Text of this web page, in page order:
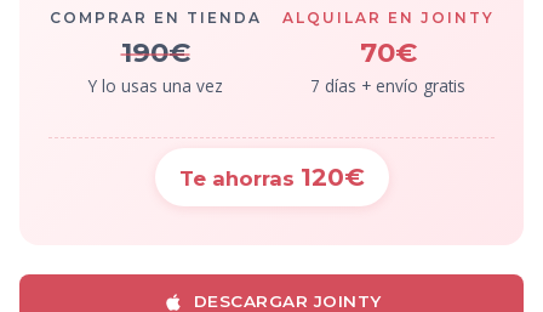
COMPRAR EN TIENDA
190€
Y lo usas una vez
ALQUILAR EN JOINTY
70€
7 días + envío gratis
Te ahorras 120€
DESCARGAR JOINTY